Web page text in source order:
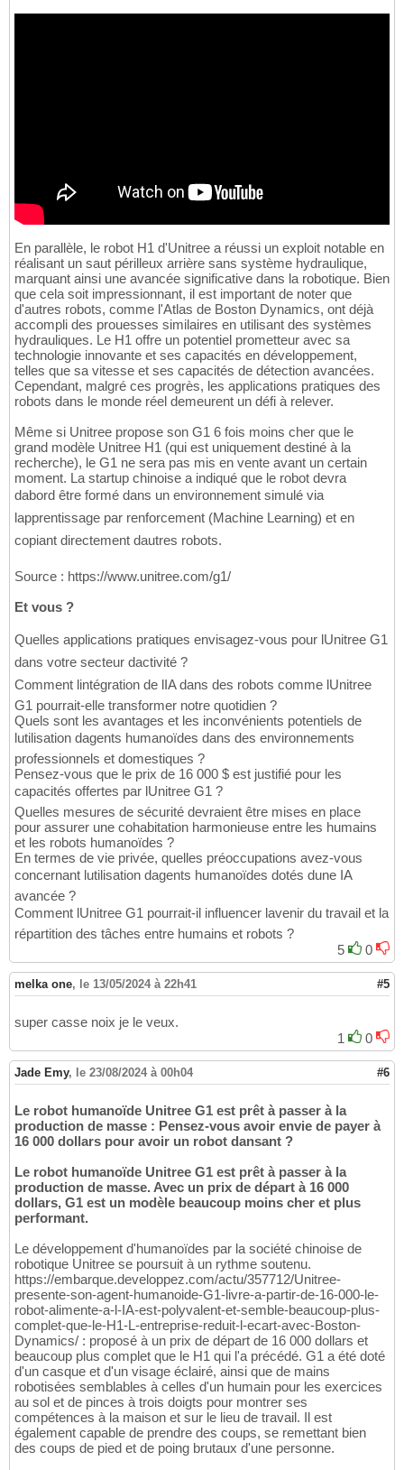
En parallèle, le robot H1 d'Unitree a réussi un exploit notable en
réalisant un saut périlleux arrière sans système hydraulique,
marquant ainsi une avancée significative dans la robotique. Bien
que cela soit impressionnant, il est important de noter que
d'autres robots, comme l'Atlas de Boston Dynamics, ont déjà
accompli des prouesses similaires en utilisant des systèmes
hydrauliques. Le H1 offre un potentiel prometteur avec sa
technologie innovante et ses capacités en développement,
telles que sa vitesse et ses capacités de détection avancées.
Cependant, malgré ces progrès, les applications pratiques des
robots dans le monde réel demeurent un défi à relever.
Même si Unitree propose son G1 6 fois moins cher que le
grand modèle Unitree H1 (qui est uniquement destiné à la
recherche), le G1 ne sera pas mis en vente avant un certain
moment. La startup chinoise a indiqué que le robot devra
dabord être formé dans un environnement simulé via
lapprentissage par renforcement (Machine Learning) et en
copiant directement dautres robots.
Source : https://www.unitree.com/g1/
Et vous ?
Quelles applications pratiques envisagez-vous pour lUnitree G1
dans votre secteur dactivité ?
Comment lintégration de lIA dans des robots comme lUnitree
G1 pourrait-elle transformer notre quotidien ?
Quels sont les avantages et les inconvénients potentiels de
lutilisation dagents humanoïdes dans des environnements
professionnels et domestiques ?
Pensez-vous que le prix de 16 000 $ est justifié pour les
capacités offertes par lUnitree G1 ?
Quelles mesures de sécurité devraient être mises en place
pour assurer une cohabitation harmonieuse entre les humains
et les robots humanoïdes ?
En termes de vie privée, quelles préoccupations avez-vous
concernant lutilisation dagents humanoïdes dotés dune IA
avancée ?
Comment lUnitree G1 pourrait-il influencer lavenir du travail et la
répartition des tâches entre humains et robots ?
5
0
melka one, le 13/05/2024 à 22h41 #5
super casse noix je le veux.
1
0
Jade Emy, le 23/08/2024 à 00h04 #6
Le robot humanoïde Unitree G1 est prêt à passer à la
production de masse : Pensez-vous avoir envie de payer à
16 000 dollars pour avoir un robot dansant ?
Le robot humanoïde Unitree G1 est prêt à passer à la
production de masse. Avec un prix de départ à 16 000
dollars, G1 est un modèle beaucoup moins cher et plus
performant.
Le développement d'humanoïdes par la société chinoise de
robotique Unitree se poursuit à un rythme soutenu.
https://embarque.developpez.com/actu/357712/Unitree-
presente-son-agent-humanoide-G1-livre-a-partir-de-16-000-le-
robot-alimente-a-l-IA-est-polyvalent-et-semble-beaucoup-plus-
complet-que-le-H1-L-entreprise-reduit-l-ecart-avec-Boston-
Dynamics/ : proposé à un prix de départ de 16 000 dollars et
beaucoup plus complet que le H1 qui l'a précédé. G1 a été doté
d'un casque et d'un visage éclairé, ainsi que de mains
robotisées semblables à celles d'un humain pour les exercices
au sol et de pinces à trois doigts pour montrer ses
compétences à la maison et sur le lieu de travail. Il est
également capable de prendre des coups, se remettant bien
des coups de pied et de poing brutaux d'une personne.